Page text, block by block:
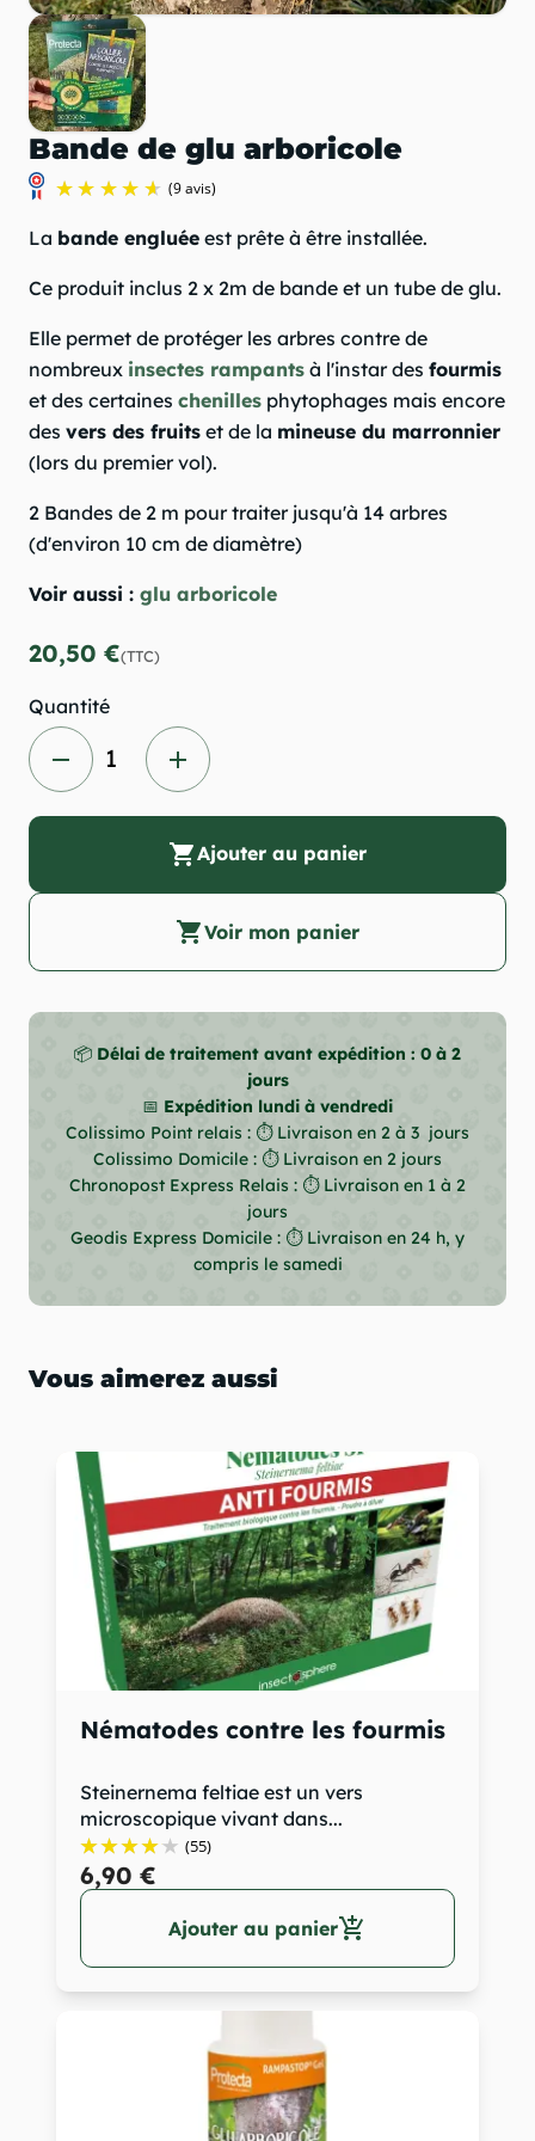
Bande de glu arboricole
(9 avis)
La bande engluée est prête à être installée.
Ce produit inclus 2 x 2m de bande et un tube de glu.
Elle permet de protéger les arbres contre de
nombreux insectes rampants à l'instar des fourmis
et des certaines chenilles phytophages mais encore
des vers des fruits et de la mineuse du marronnier
(lors du premier vol).
2 Bandes de 2 m pour traiter jusqu'à 14 arbres
(d'environ 10 cm de diamètre)
Voir aussi : glu arboricole
20,50 €(TTC)
Quantité
remove add
shopping_cartAjouter au panier
shopping_cartVoir mon panier
📦 Délai de traitement avant expédition : 0 à 2
jours
📅 Expédition lundi à vendredi
Colissimo Point relais : ⏱ Livraison en 2 à 3 jours
Colissimo Domicile : ⏱ Livraison en 2 jours
Chronopost Express Relais : ⏱ Livraison en 1 à 2
jours
Geodis Express Domicile : ⏱ Livraison en 24 h, y
compris le samedi
Vous aimerez aussi
Nématodes contre les fourmis
Steinernema feltiae est un vers
microscopique vivant dans...
(55)
6,90 €
Ajouter au panieradd_shopping_cart